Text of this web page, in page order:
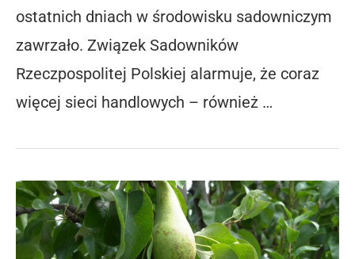
ostatnich dniach w środowisku sadowniczym
zawrzało. Związek Sadowników
Rzeczpospolitej Polskiej alarmuje, że coraz
więcej sieci handlowych – również …